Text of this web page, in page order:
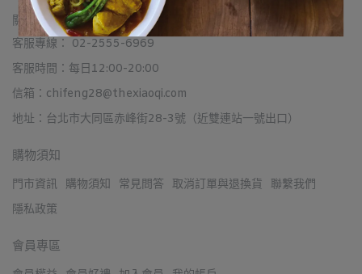
關於我們
客服專線： 02-2555-6969
客服時間：每日12:00-20:00
信箱：chifeng28@thexiaoqi.com
地址：台北市大同區赤峰街28-3號（近雙連站一號出口）
購物須知
門市資訊 購物須知 常見問答 取消訂單與退換貨
聯繫我們
隱私政策
會員專區